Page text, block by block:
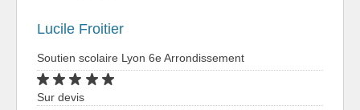
Lucile Froitier
Soutien scolaire Lyon 6e Arrondissement
Sur devis